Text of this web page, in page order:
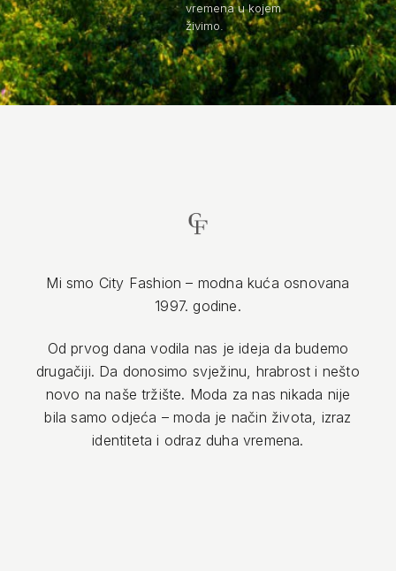
vremena u kojem
živimo.
Mi smo City Fashion – modna kuća osnovana
1997. godine.
Od prvog dana vodila nas je ideja da budemo
drugačiji. Da donosimo svježinu, hrabrost i nešto
novo na naše tržište. Moda za nas nikada nije
bila samo odjeća – moda je način života, izraz
identiteta i odraz duha vremena.